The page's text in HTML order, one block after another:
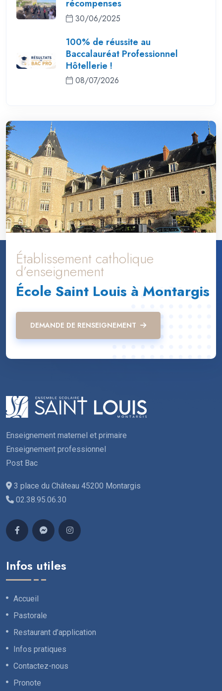
récompenses
30/06/2025
100% de réussite au
Baccalauréat Professionnel
Hôtellerie !
08/07/2026
Établissement catholique
d’enseignement
École Saint Louis à Montargis
DEMANDE DE RENSEIGNEMENT
Enseignement maternel et primaire
Enseignement professionnel
Post Bac
3 place du Château 45200 Montargis
02.38.95.06.30
Infos utiles
Accueil
Pastorale
Restaurant d’application
Infos pratiques
Contactez-nous
Pronote